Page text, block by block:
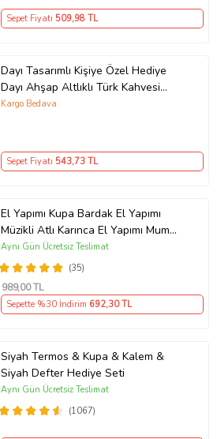
Sepet Fiyatı 509,98 TL
Dayı Tasarımlı Kişiye Özel Hediye
Dayı Ahşap Altlıklı Türk Kahvesi
Fincanı ve Dekoratif Taş Baskı
Kargo Bedava
Sepet Fiyatı 543,73 TL
El Yapımı Kupa Bardak El Yapımı
Müzikli Atlı Karınca El Yapımı Mum
AYN34
(35)
Aynı Gün Ücretsiz Teslimat
989,00 TL
Sepette %30 İndirim 692,30 TL
Siyah Termos & Kupa & Kalem &
Siyah Defter Hediye Seti
(1067)
Aynı Gün Ücretsiz Teslimat